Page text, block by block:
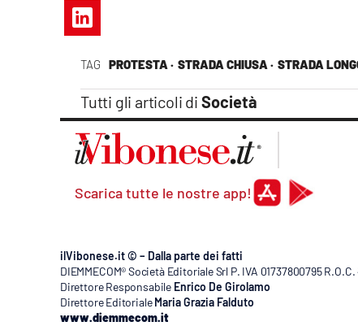
TAG PROTESTA · STRADA CHIUSA · STRADA
Tutti gli articoli di Società
Scarica tutte le nostre app!
ilVibonese.it © – Dalla parte dei fatti
DIEMMECOM® Società Editoriale Srl P. IVA 01737800795
Direttore Responsabile Enrico De Girolamo
Direttore Editoriale Maria Grazia Falduto
www.diemmecom.it